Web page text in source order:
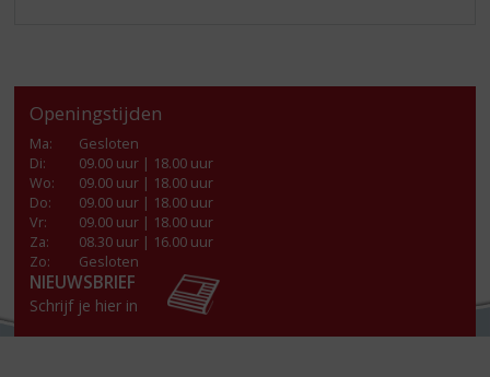
Openingstijden
Ma:
Gesloten
Di:
09.00 uur | 18.00 uur
Wo:
09.00 uur | 18.00 uur
Do:
09.00 uur | 18.00 uur
Vr:
09.00 uur | 18.00 uur
Za:
08.30 uur | 16.00 uur
Zo:
Gesloten
NIEUWSBRIEF
Schrijf je hier in